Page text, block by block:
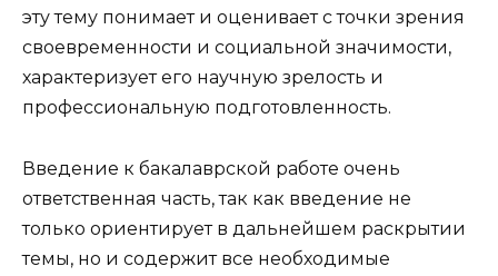
эту тему понимает и оценивает с точки зрения
своевременности и социальной значимости,
характеризует его научную зрелость и
профессиональную подготовленность.
Введение к бакалаврской работе очень
ответственная часть, так как введение не
только ориентирует в дальнейшем раскрытии
темы, но и содержит все необходимые